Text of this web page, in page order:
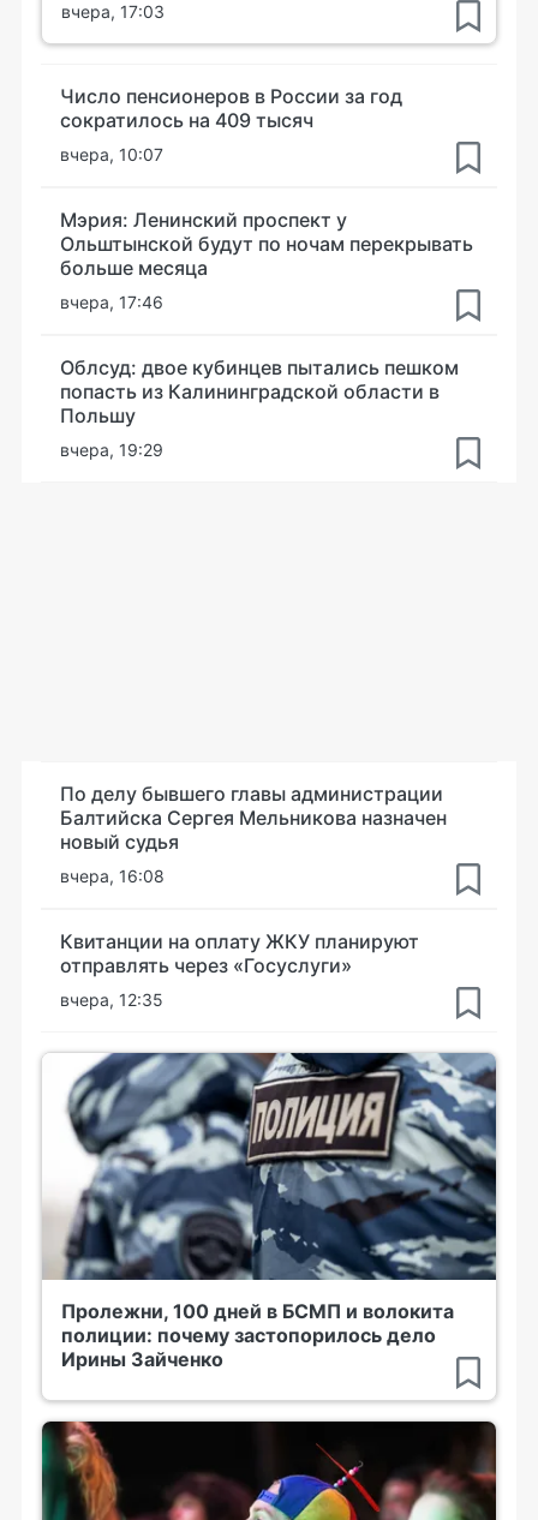
вчера, 17:03
Число пенсионеров в России за год
сократилось на 409 тысяч
вчера, 10:07
Мэрия: Ленинский проспект у
Ольштынской будут по ночам перекрывать
больше месяца
вчера, 17:46
Облсуд: двое кубинцев пытались пешком
попасть из Калининградской области в
Польшу
вчера, 19:29
По делу бывшего главы администрации
Балтийска Сергея Мельникова назначен
новый судья
вчера, 16:08
Квитанции на оплату ЖКУ планируют
отправлять через «Госуслуги»
вчера, 12:35
Пролежни, 100 дней в БСМП и волокита
полиции: почему застопорилось дело
Ирины Зайченко